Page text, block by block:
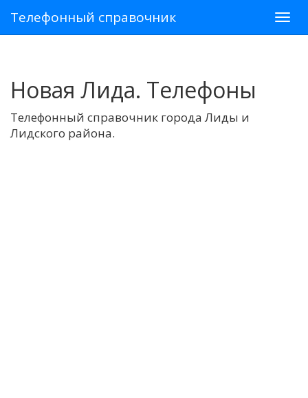
Телефонный справочник
Новая Лида. Телефоны
Телефонный справочник города Лиды и
Лидского района.